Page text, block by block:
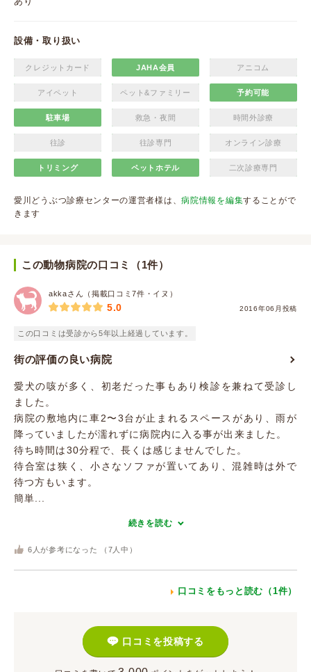
設備・取り扱い
クレジットカード JAHA会員 アニコム
アイペット ペット&ファミリー 予約可能
駐車場 救急・夜間 時間外診療
往診 往診専門 オンライン診療
トリミング ペットホテル 二次診療専門
愛川どうぶつ診療センターの運営者様は、病院情報を編集することがで
きます
この動物病院の口コミ（1件）
akkaさん（掲載口コミ7件・イヌ）
2016年06月投稿
5.0
この口コミは受診から5年以上経過しています。
街の評価の良い病院
愛犬の咳が多く、初老だった事もあり検診を兼ねて受診し
ました。
病院の敷地内に車2〜3台が止まれるスペースがあり、雨が
降っていましたが濡れずに病院内に入る事が出来ました。
待ち時間は30分程で、長くは感じませんでした。
待合室は狭く、小さなソファが置いてあり、混雑時は外で
待つ方もいます。
簡単...
続きを読む
6 人が参考になった （ 7 人中）
口コミをもっと読む（1件）
口コミを投稿する